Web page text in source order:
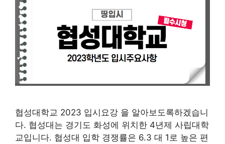
협성대학교 2023 입시요강 을 알아보도록하겠습니
다. 협성대는 경기도 화성에 위치한 4년제 사립대학
교입니다. 협성대 입학 경쟁률은 6.3 대 1로 높은 편